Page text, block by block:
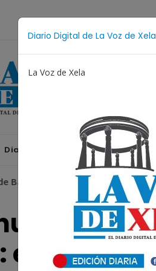
Diario Digital de La Voz de Xela
La Voz de Xela
Diario Digital Opiniones
Proceso Judicial
es